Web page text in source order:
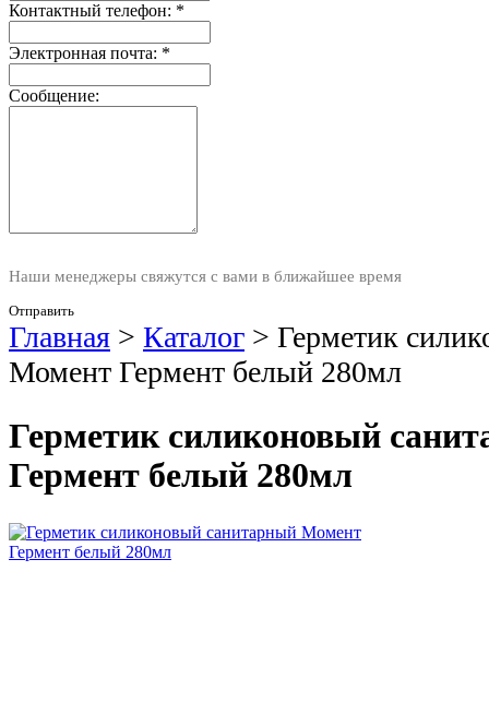
Контактный телефон: *
Электронная почта: *
Сообщение:
Наши менеджеры свяжутся с вами в ближайшее время
Отправить
Главная > Каталог > Герметик
Момент Гермент белый 280мл
Герметик силиконовый
Гермент белый 280мл